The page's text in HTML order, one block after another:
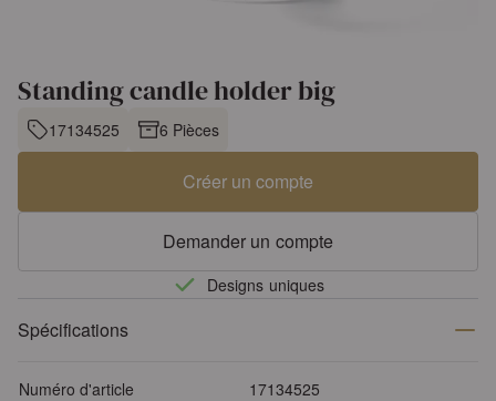
Standing candle holder big
17134525 6 Pièces
Créer un compte
Demander un compte
Designs uniques
Spécifications
Numéro d'article 17134525